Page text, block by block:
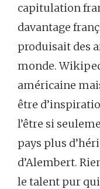
capitulation
davantage
produisait des
monde.
américaine
être
l’être si
pays plus
d’Alembert.
le talent pur qui